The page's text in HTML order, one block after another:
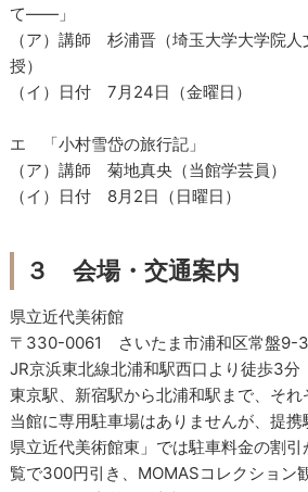
て――」
（ア）講師 杉浦晋（埼玉大学大学院人
授）
（イ）日付 7月24日（金曜日）
エ 「小村雪岱の旅行記」
（ア）講師 菊地真央（当館学芸員）
（イ）日付 8月2日（日曜日）
３ 会場・交通案内
県立近代美術館
〒330-0061 さいたま市浦和区常盤9-
JR京浜東北線北浦和駅西口より徒歩3分
東京駅、新宿駅から北浦和駅まで、それ
当館に専用駐車場はありませんが、提
県立近代美術館東」では駐車料金の割
覧で300円引き、MOMASコレクション